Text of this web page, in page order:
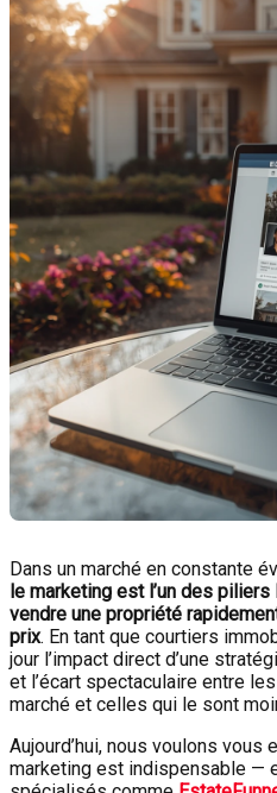
Dans un marché en constante
le marketing est l’un des
vendre une propriété
prix. En tant que courtiers
jour l’impact direct d’une
et l’écart spectaculaire entre
marché et celles qui le sont
Aujourd’hui, nous voulons vous
marketing est indispensable —